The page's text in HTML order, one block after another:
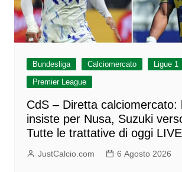
Bundesliga Calciomercato
Ligue 1
Premier League
CdS – Diretta calciomercato:
insiste per Nusa, Suzuki
Tutte le trattative di oggi LIVE
JustCalcio.com 6 Agosto 2026